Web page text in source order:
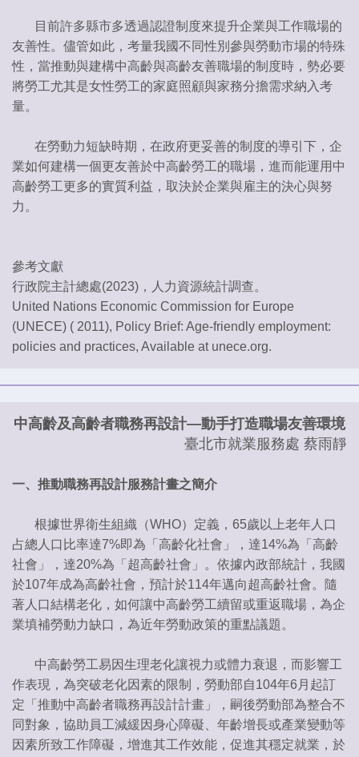
目前許多縣市多透過認證制度來提升企業與工作職場的
友善性。儘管如此，考量我國不同性別參與勞動市場的特殊
性，當推動與建構中高齡與高齡友善職場的制度時，勢必要
將勞工尤其是女性勞工的家庭照顧與家務分擔需求納入考
量。
在勞動力短缺時期，在政府更妥善的制度的導引下，企
業如何建構一個更友善於中高齡勞工的職場，進而能運用中
高齡勞工更多的實質利益，取決於企業與雇主的決心與努
力。
參考文獻
行政院主計總處(2023)，人力資源統計調查。
United Nations Economic Commission for Europe
(UNECE) ( 2011), Policy Brief: Age-friendly employment:
policies and practices, Available at unece.org.
中高齡及高齡者職務再設計—動手打造職場友善環境
臺北市就業服務處 蔡雨靜
一、推動職務再設計服務計畫之簡介
根據世界衛生組織（WHO）定義，65歲以上老年人口
占總人口比率達7%即為「高齡化社會」，達14%為「高齡
社會」，達20%為「超高齡社會」。依據內政部統計，我國
於107年成為高齡社會，預計於114年邁向超高齡社會。隨
著人口結構老化，如何讓中高齡勞工續留或重返職場，為企
業填補勞動力缺口，為近年勞動政策的重點議題。
中高齡勞工易因生理老化讓視力或體力衰退，而影響工
作表現，為突破老化因素的限制，勞動部自104年6月起訂
定「推動中高齡者職務再設計計畫」，嗣後勞動部為整合不
同對象，協助員工減緩因身心障礙、年齡增長或產業變動等
因素所致工作障礙，增進其工作效能，促進其穩定就業，於